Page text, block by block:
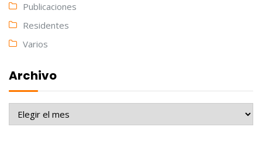
Publicaciones
Residentes
Varios
Archivo
Archivo